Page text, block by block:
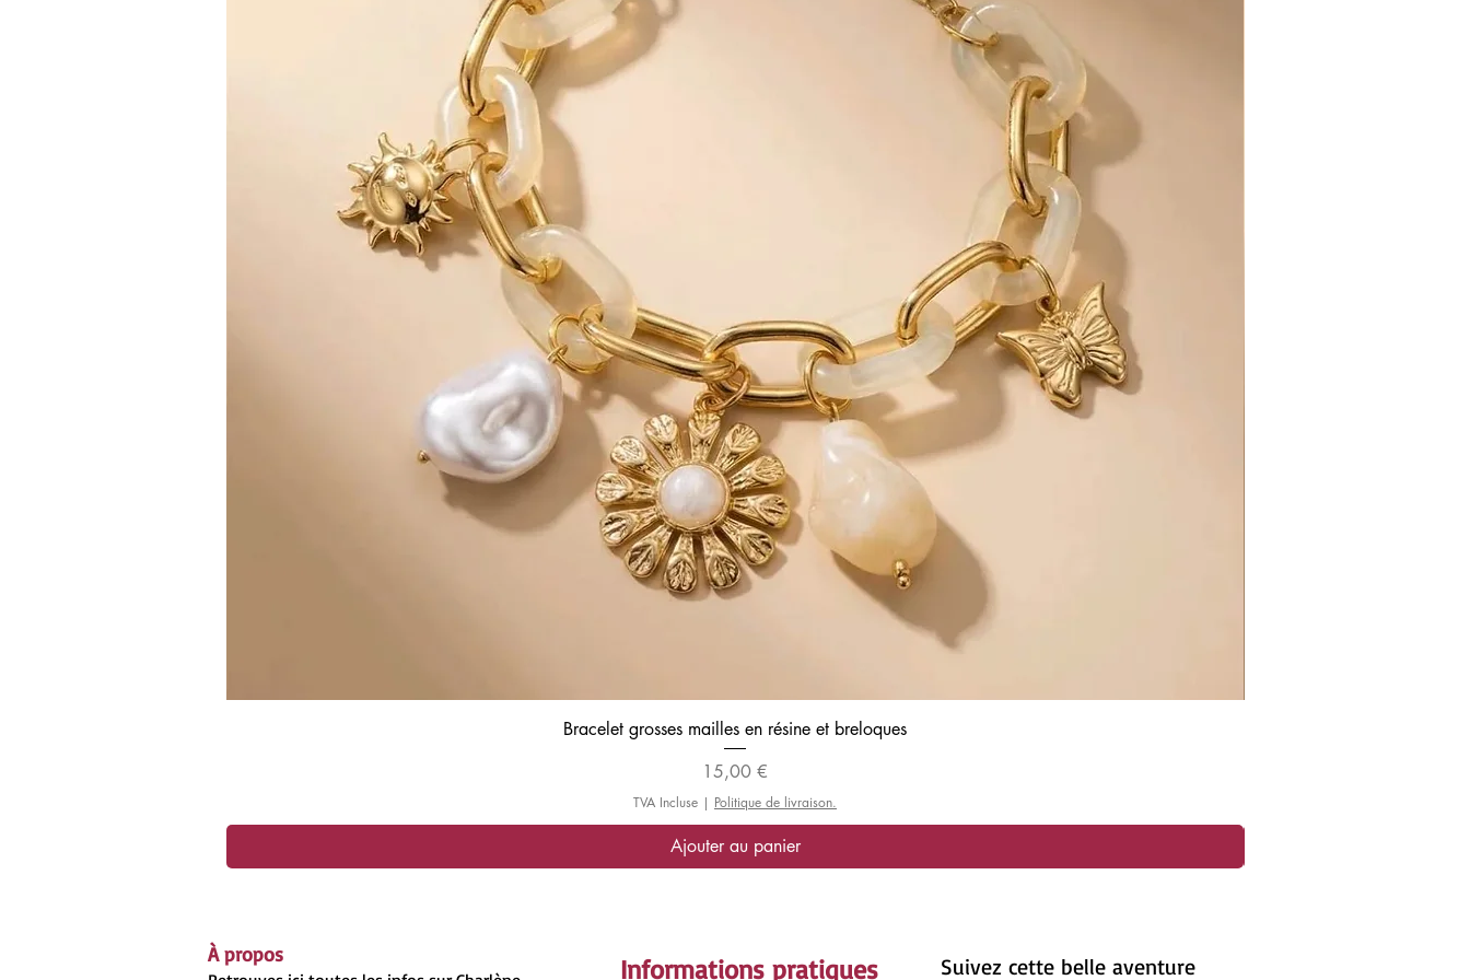
Aperçu rapide
Bracelet grosses mailles en résine et breloques
Prix
15,00 €
TVA Incluse | Politique de livraison.
Ajouter au panier
À propos Informations pratiques Suivez cette belle aventure